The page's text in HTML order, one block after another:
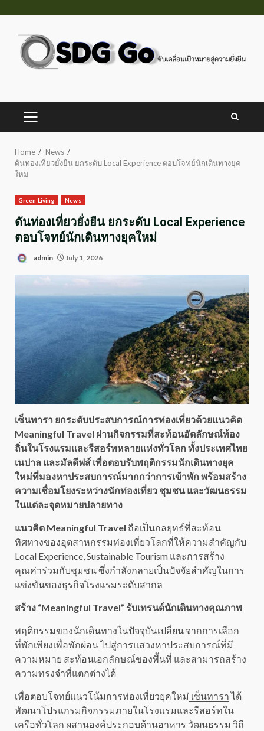
content
PRIMARY
Home
News
ดันท่องเที่ยวยั่งยืน ยกระดับ Local Experience ตอบโจทย์นักเดินทางยุค
ใหม่
Green Living News
ดันท่องเที่ยวยั่งยืน ยกระดับ Local Experience
ตอบโจทย์นักเดินทางยุคใหม่
admin July 1, 2026
เซ็นทารา ยกระดับประสบการณ์การท่องเที่ยวด้วยแนวคิด
Meaningful Travel ผ่านกิจกรรมที่สะท้อนอัตลักษณ์ท้อง
ถิ่นในโรงแรมและรีสอร์ทหลายแห่งทั่วโลก ทั้งประเทศไทย
เนปาล และมัลดีฟส์ เพื่อตอบรับพฤติกรรมนักเดินทางยุค
ใหม่ที่มองหาประสบการณ์มากกว่าการเข้าพัก พร้อมสร้าง
ความเชื่อมโยงระหว่างนักท่องเที่ยว ชุมชน และวัฒนธรรม
ในแต่ละจุดหมายปลายทาง
แนวคิด Meaningful Travel ถือเป็นกลยุทธ์ที่สะท้อน
ทิศทางของอุตสาหกรรมท่องเที่ยวโลกที่ให้ความสำคัญกับ
Local Experience, Sustainable Tourism และการสร้าง
คุณค่าร่วมกับชุมชน ซึ่งกำลังกลายเป็นปัจจัยสำคัญในการ
แข่งขันของธุรกิจโรงแรมระดับสากล
สร้าง “Meaningful Travel” รับเทรนด์นักเดินทางคุณภาพ
พฤติกรรมของนักเดินทางในปัจจุบันเปลี่ยน จากการเลือก
ที่พักเพียงเพื่อพักผ่อน ไปสู่การแสวงหาประสบการณ์ที่มี
ความหมาย สะท้อนเอกลักษณ์ของพื้นที่ และสามารถสร้าง
ความทรงจำที่แตกต่างได้
เพื่อตอบโจทย์แนวโน้มการท่องเที่ยวยุคใหม่ เซ็นทาราได้
พัฒนาโปรแกรมกิจกรรมภายในโรงแรมและรีสอร์ทใน
เครือทั่วโลก ผสานองค์ประกอบด้านอาหาร วัฒนธรรม วิถี